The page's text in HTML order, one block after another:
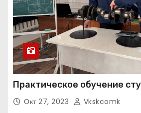
Практическое обучение
Окт 27, 2023 Vkskcomk